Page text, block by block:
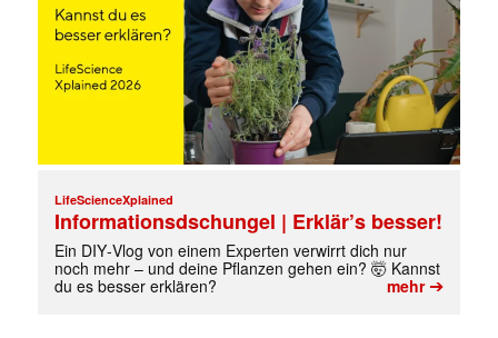
LifeScienceXplained
Informationsdschungel | Erklär’s besser!
Ein DIY‑Vlog von einem Experten verwirrt dich nur
noch mehr – und deine Pflanzen gehen ein? 🤯 Kannst
du es besser erklären?
mehr➔